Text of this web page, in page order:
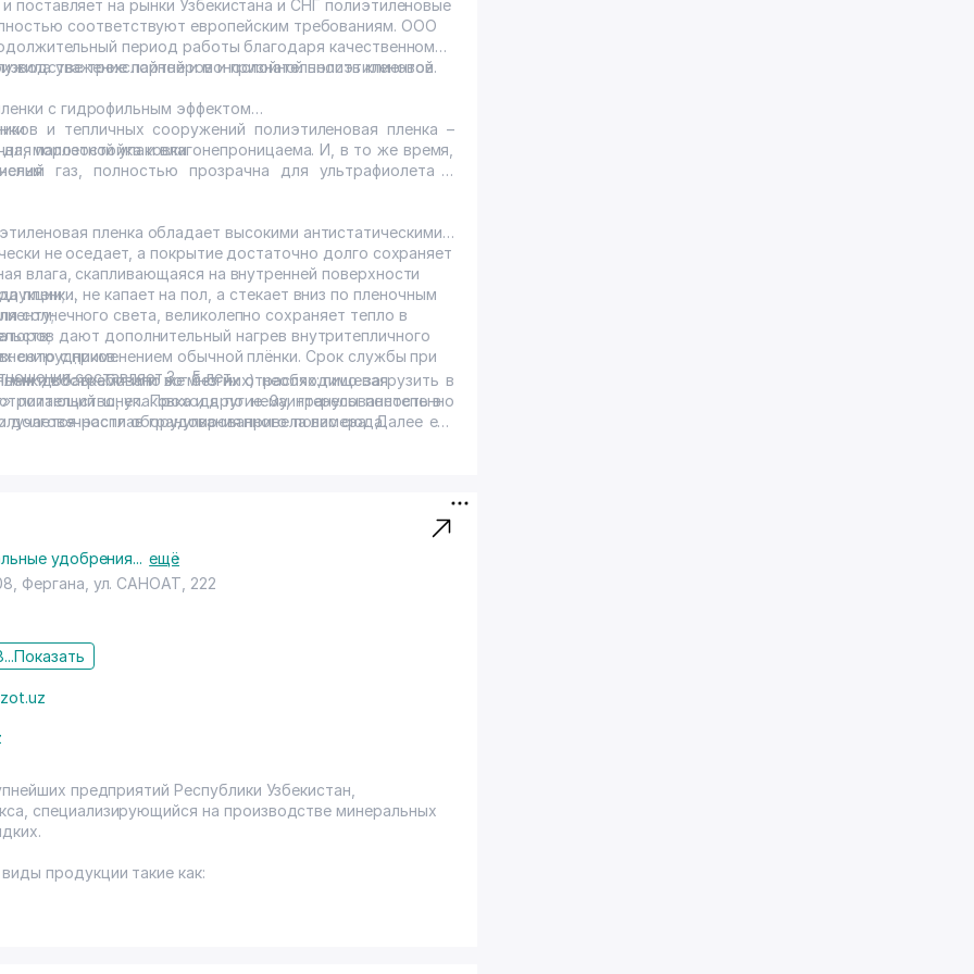
поставляет на рынки Узбекистана и СНГ полиэтиленовые
соответствуют европейским требованиям. ООО
период работы благодаря качественному
уважение партнеров и признательность клиентов.
трехслойной и монослойной полиэтиленовой
с гидрофильным эффектом
паллетной упаковки
и тепличных сооружений полиэтиленовая пленка –
морозостойка и влагонепроницаема. И, в то же время,
газ, полностью прозрачна для ультрафиолета и
пленка обладает высокими антистатическими
не оседает, а покрытие достаточно долго сохраняет
влага, скапливающаяся на внутренней поверхности
пленки, не капает на пол, а стекает вниз по пленочным
солнечного света, великолепно сохраняет тепло в
дают дополнительный нагрев внутритепличного
с применением обычной плёнки. Срок службы при
составляет 3 – 5 лет.
сотрудников.
востребовано во многих отраслях: пищевая
упаковка и другие. Заинтересованность в
долговечности оборудования привела вас сюда.
добавками или же без них) необходимо загрузить в
питающий шнек. Проходя по нему, гранулы постепенно
расплав гранулированного полимера. Далее его
Она подвергается процессу экструзии, или
удобрения... ещё
Фергана ул. САНОАТ , 222
Показать
предприятий Республики Узбекистан,
специализирующийся на производстве минеральных
продукции такие как: